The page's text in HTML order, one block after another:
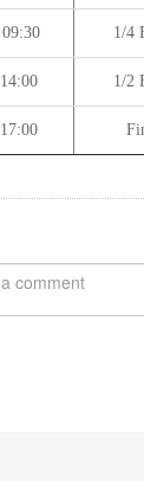
09:30 1/4
14:00 1/2
17:00